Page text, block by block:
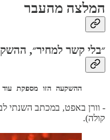
המלצה מהעבר
״בלי קשר למחיר״,
ההשקעה הזו מספקת עוד
קולה).